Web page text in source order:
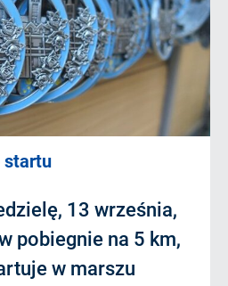
startu
13 września,
pobiegnie na 5 km,
w marszu